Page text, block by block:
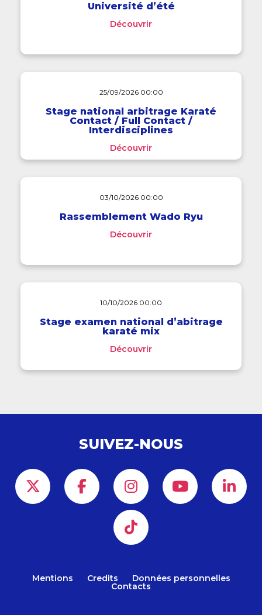
Université d’été
Découvrir
25/09/2026 00:00
Stage national arbitrage Karaté
Contact / Full Contact /
Interdisciplines
Découvrir
03/10/2026 00:00
Rassemblement Wado Ryu
Découvrir
10/10/2026 00:00
Stage examen national d’abitrage
karaté mix
Découvrir
SUIVEZ-NOUS
Mentions Credits Données personnelles
Contacts